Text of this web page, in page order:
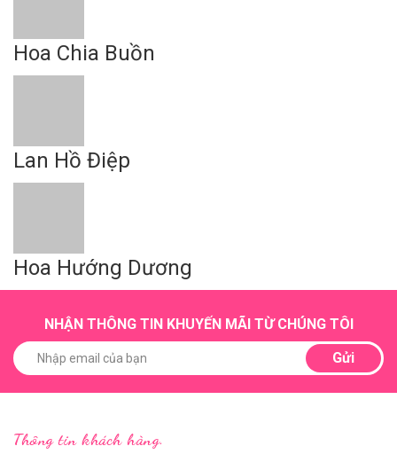
Hoa Chia Buồn
Lan Hồ Điệp
Hoa Hướng Dương
NHẬN THÔNG TIN KHUYẾN MÃI TỪ CHÚNG TÔI
Gửi
Thông tin khách hàng.